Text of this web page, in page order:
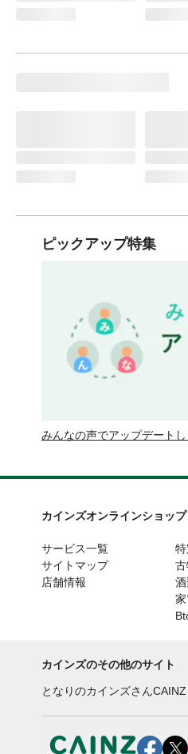
ピックアップ特集
みんなの声でアップデート
カインズオンラインショップ
サービス一覧
サイトマップ
店舗情報
カインズのその他のサイト
となりのカインズさん